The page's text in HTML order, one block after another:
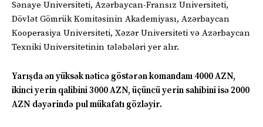
Sənaye Universiteti, Azərbaycan-Fransız Universiteti,
Dövlət Gömrük Komitəsinin Akademiyası, Azərbaycan
Kooperasiya Universiteti, Xəzər Universiteti və Azərbaycan
Texniki Universitetinin tələbələri yer alır.
Yarışda ən yüksək nəticə göstərən komandanı 4000 AZN,
ikinci yerin qalibini 3000 AZN, üçüncü yerin sahibini isə 2000
AZN dəyərində pul mükafatı gözləyir.